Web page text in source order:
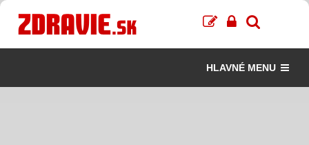
HLAVNÉ MENU